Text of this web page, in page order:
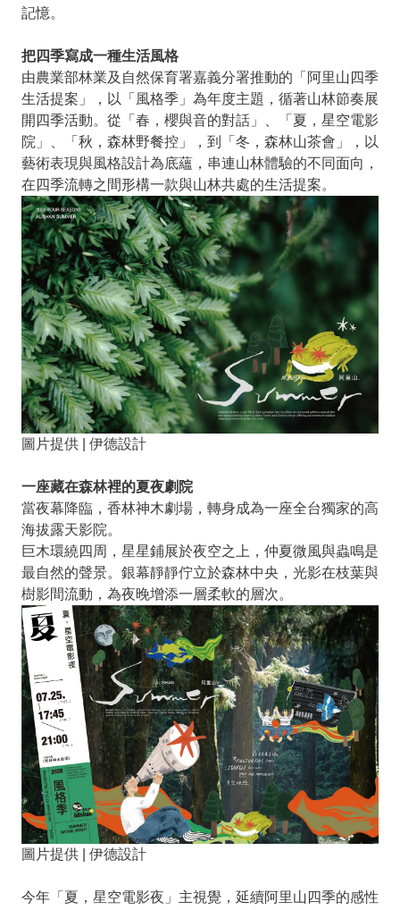
記憶。
把四季寫成一種生活風格
由農業部林業及自然保育署嘉義分署推動的「阿里山四季
生活提案」，以「風格季」為年度主題，循著山林節奏展
開四季活動。從「春，櫻與音的對話」、「夏，星空電影
院」、「秋，森林野餐控」，到「冬，森林山茶會」，以
藝術表現與風格設計為底蘊，串連山林體驗的不同面向，
在四季流轉之間形構一款與山林共處的生活提案。
圖片提供 | 伊德設計
一座藏在森林裡的夏夜劇院
當夜幕降臨，香林神木劇場，轉身成為一座全台獨家的高
海拔露天影院。
巨木環繞四周，星星鋪展於夜空之上，仲夏微風與蟲鳴是
最自然的聲景。銀幕靜靜佇立於森林中央，光影在枝葉與
樹影間流動，為夜晚增添一層柔軟的層次。
圖片提供 | 伊德設計
今年「夏，星空電影夜」主視覺，延續阿里山四季的感性